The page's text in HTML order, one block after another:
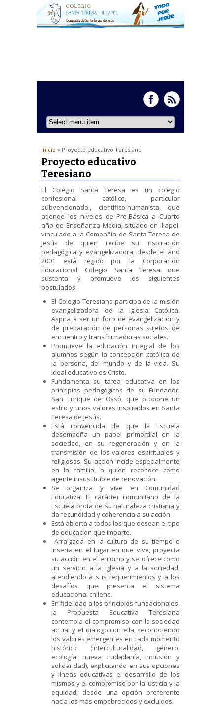
Inicio » Proyecto educativo Teresiano
Proyecto educativo
Teresiano
El Colegio Santa Teresa es un colegio
confesional católico, particular
subvencionado., científico-humanista, que
atiende los niveles de Pre-Básica a Cuarto
año de Enseñanza Media, situado en Illapel,
vinculado a la Compañía de Santa Teresa de
Jesús de quien recibe su inspiración
pedagógica y evangelizadora; desde el año
2001 está regido por la Corporación
Educacional Colegio Santa Teresa que
sustenta y promueve los siguientes
postulados:
El Colegio Teresiano participa de la misión
evangelizadora de la Iglesia Católica.
Aspira a ser un foco de evangelización y
de preparación de personas sujetos de
encuentro y transformadoras sociales.
Promueve la educación integral de los
alumnos según la concepción católica de
la persona, del mundo y de la vida. Su
ideal educativo es Cristo.
Fundamenta su tarea educativa en los
principios pedagógicos de su Fundador,
San Enrique de Ossó, que propone un
estilo y unos valores inspirados en Santa
Teresa de Jesús.
Está convencida de que la Escuela
desempeña un papel primordial en la
sociedad, en su regeneración y en la
transmisión de los valores espirituales y
religiosos. Su acción incide especialmente
en la familia, a quien reconoce como
agente insustituible de renovación.
Se organiza y vive en Comunidad
Educativa. El carácter comunitario de la
Escuela brota de su naturaleza cristiana y
da fecundidad y coherencia a su acción.
Está abierta a todos los que desean el tipo
de educación que imparte.
Arraigada en la cultura de su tiempo e
inserta en el lugar en que vive, proyecta
su acción en el entorno y se ofrece como
un servicio a la iglesia y a la sociedad,
atendiendo a sus requerimientos y a los
desafíos que presenta el sistema
educacional chileno.
En fidelidad a los principios fundacionales,
la Propuesta Educativa Teresiana
contempla el compromiso con la sociedad
actual y el diálogo con ella, reconociendo
los valores emergentes en cada momento
histórico (interculturalidad, género,
ecología, nueva ciudadanía, inclusión y
solidaridad), explicitando en sus opciones
y líneas educativas el desarrollo de los
mismos y el compromiso por la justicia y la
equidad, desde una opción preferente
hacia los más empobrecidos y excluidos.